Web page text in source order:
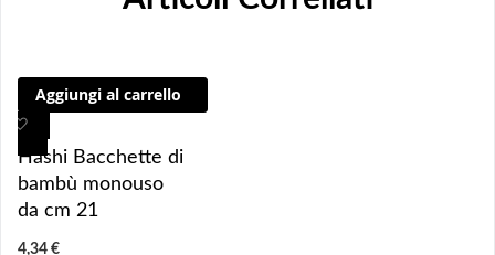
Aggiungi al carrello
g
g
i
Hashi Bacchette di
bambù monouso
da cm 21
4,34 €
g
i